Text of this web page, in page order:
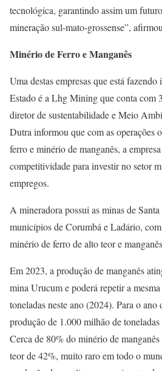
tecnológica, garantindo assim um
mineração sul-mato-grossense”,
Minério de Ferro e Manganês
Uma destas empresas que está
Estado é a Lhg Mining que conta com
diretor de sustentabilidade e Meio
Dutra informou que com as operações
ferro e minério de manganês, a
competitividade para investir no setor
empregos.
A mineradora possui as minas de
municípios de Corumbá e Ladário, com
minério de ferro de alto teor e
Em 2023, a produção de manganês
mina Urucum e poderá repetir a
toneladas neste ano (2024). Para o ano
produção de 1.000 milhão de
Cerca de 80% do minério de
teor de 42%, muito raro em todo o